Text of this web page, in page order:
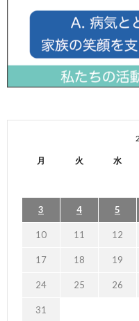
月 火 水
3 4 5
10 11 12
17 18 19
24 25 26
31